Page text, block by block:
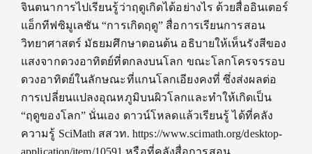
จินตนาการไปเรียนรู้ว่าฤดูเกิดได้อย่างไร ด้วยสื่ออินเตอร์
แอ็กทีฟซิมูเลชัน “การเกิดฤดู” สื่อการเรียนการสอน
วิทยาศาสตร์ มัธยมศึกษาตอนต้น อธิบายให้เห็นรังสีของ
แสงจากดวงอาทิตย์ที่ตกลงบนโลก ขณะโลกโครจรรอบ
ดวงอาทิตย์ในลักษณะที่แกนโลกเอียงคงที่ ซึ่งส่งผลต่อ
การเปลี่ยนแปลงอุณหภูมิบนผิวโลกและทำให้เกิดเป็น
“ฤดูของโลก” นั่นเอง ดาวน์โหลดแล้วเรียนรู้ ได้ที่คลัง
ความรู้ SciMath สสวท. https://www.scimath.org/desktop-
application/item/10591 หรือที่คลังสื่อการสอน